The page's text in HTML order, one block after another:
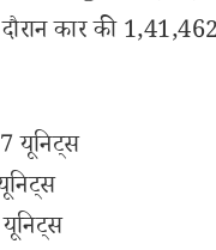
कार की 1,41,462
यूनिट्स